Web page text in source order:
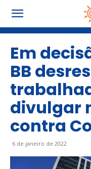
Em
BB
divulgar
contra
6 de janeiro de 2022